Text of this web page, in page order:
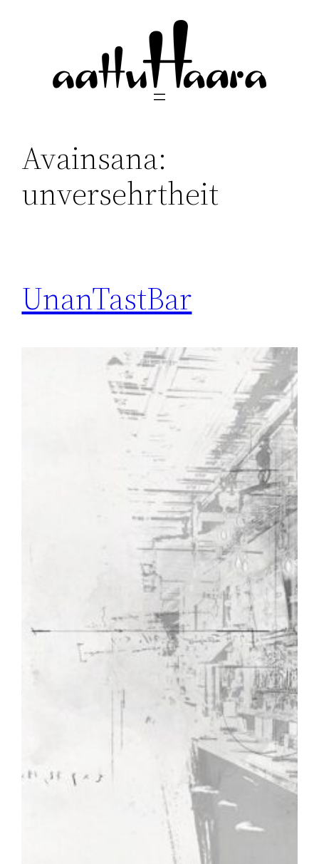
Avainsana:
unversehrtheit
UnanTastBar